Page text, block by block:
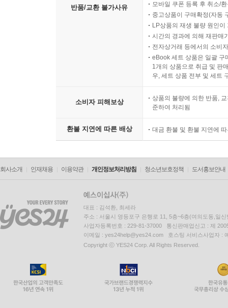
반품/교환 불가사유
모바일 쿠폰 등록 후 취소/
중고상품이 구매확정(자동
LP상품의 재생 불량 원인
시간의 경과에 의해 재판매
전자상거래 등에서의 소비
eBook 세트 상품은 일괄 구
1개의 상품으로 취급 및 판
우, 세트 상품 전부 및 세트
소비자 피해보상
상품의 불량에 의한 반품,
준하여 처리됨
환불 지연에 따른 배상 대금 환불 및 환불 지연에
회사소개 인재채용 이용약관 개인정보처리방침 청소년보호정책 도서홍보안내
대표 : 김석환, 최세라
주소 : 서울시 영등포구 은행로 11, 5층~6층(여의도동,일신
사업자등록번호 : 229-81-37000 통신판매업신고 : 제
이메일 : yes24help@yes24.com 호스팅 서비스사업자 :
Copyright ⓒ YES24 Corp. All Rights Reserved.